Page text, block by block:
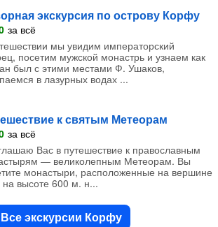
экскурсия по острову Корфу
за всё
мы увидим императорский
посетим мужской монастрь и узнаем как
был с этими местами Ф. Ушаков,
в лазурных водах ...
к святым Метеорам
за всё
Вас в путешествие к православным
— великолепным Метеорам. Вы
монастыри, расположенные на вершине
на высоте 600 м. н...
Все экскурсии Корфу